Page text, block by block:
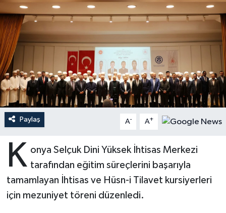
Paylaş A- A+
K onya Selçuk Dini Yüksek İhtisas Merkezi
tarafından eğitim süreçlerini başarıyla
tamamlayan İhtisas ve Hüsn-i Tilavet kursiyerleri
için mezuniyet töreni düzenledi.
Ardahan Müftülüğü
Artvin Müftülüğü
Aydın Müftülüğü
Balıkesir Müftülüğü
Bartın Müftülüğü
Batman Müftülüğü
Bayburt Müftülüğü
Bilecik Müftülüğü
Kudüs
Kurban
Mukabele
Peygamberimizin Hayatı
Ramazan
Sahabeler
Hutbeler
DİYANET AKADEMİ
DİYANET GENÇLİK
DİYANET RADYO/TV
DEPREM
Dünya
Kültür-Sanat